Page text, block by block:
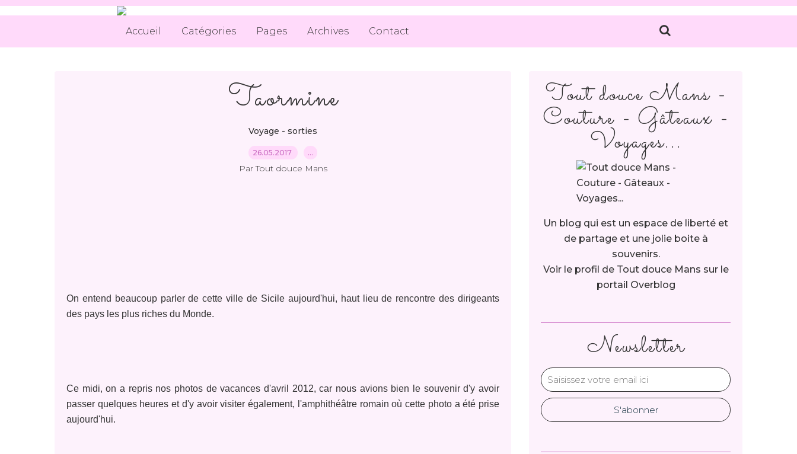
Accueil Catégories Pages Archives Contact
Taormine
Voyage - sorties
26.05.2017 …
Par Tout douce Mans
On entend beaucoup parler de cette ville de Sicile aujourd'hui, haut lieu de rencontre des dirigeants
des pays les plus riches du Monde.
Ce midi, on a repris nos photos de vacances d'avril 2012, car nous avions bien le souvenir d'y avoir
passer quelques heures et d'y avoir visiter également, l'amphithéâtre romain où cette photo a été prise
aujourd'hui.
Newsletter
Tout douce Mans -
Couture - Gâteaux -
Voyages...
Un blog qui est un espace de liberté et
de partage et une jolie boite à
souvenirs.
Voir le profil de Tout douce Mans sur le
portail Overblog